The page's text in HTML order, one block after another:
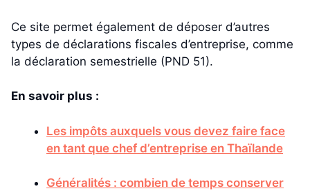
Ce site permet également de déposer d’autres
types de déclarations fiscales d’entreprise, comme
la déclaration semestrielle (PND 51).
En savoir plus :
Les impôts auxquels vous devez faire face
en tant que chef d’entreprise en Thaïlande
Généralités : combien de temps conserver